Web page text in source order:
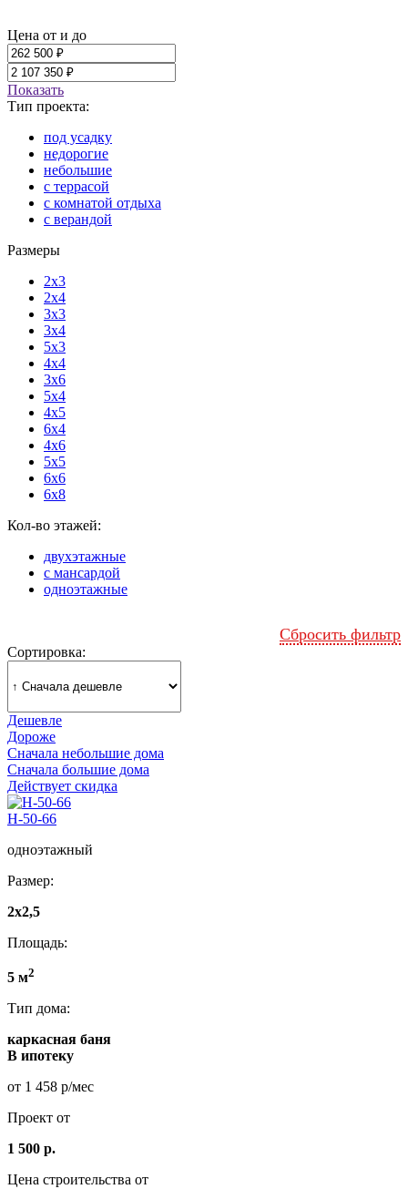
Цена от и до
Показать
Тип проекта:
под усадку
недорогие
небольшие
с террасой
с комнатой отдыха
с верандой
Размеры
2x3
2x4
3x3
3x4
5x3
4x4
3x6
5x4
4x5
6x4
4x6
5x5
6x6
6x8
Кол-во этажей:
двухэтажные
с мансардой
одноэтажные
Сбросить фильтр
Сортировка:
Дешевле
Дороже
Сначала небольшие дома
Сначала большие дома
Действует скидка
Н-50-66
одноэтажный
Размер:
2x2,5
Площадь:
5 м2
Тип дома:
каркасная баня
В ипотеку
от 1 458 р/мес
Проект от
1 500 р.
Цена строительства от